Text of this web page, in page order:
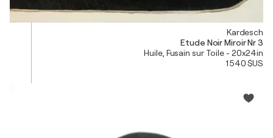
Kardesch
Etude Noir Miroir Nr 3
Huile, Fusain sur Toile - 20x24in
1 540 $US